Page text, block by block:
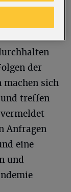
den
der
machen sich
treffen
Anfragen
eine
und